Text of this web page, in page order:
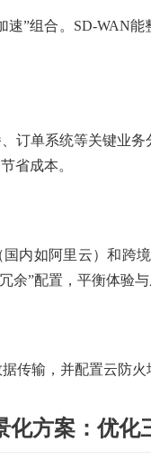
速”组合。SD-WAN
订单系统等关键业
省成本。
内如阿里云）和跨
余”配置，平衡体验
传输，并配置云防
化方案：优化